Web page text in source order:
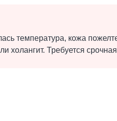
температура, кожа
холангит. Требуется